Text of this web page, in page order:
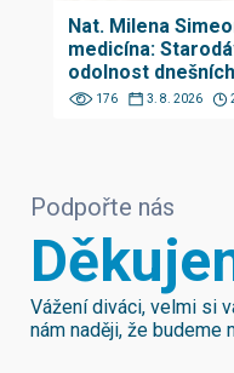
Nat. Milena
medicína:
odolnost
176 3. 8. 2026
Podpořte nás
Vážení diváci, velmi si
nám naději, že budeme